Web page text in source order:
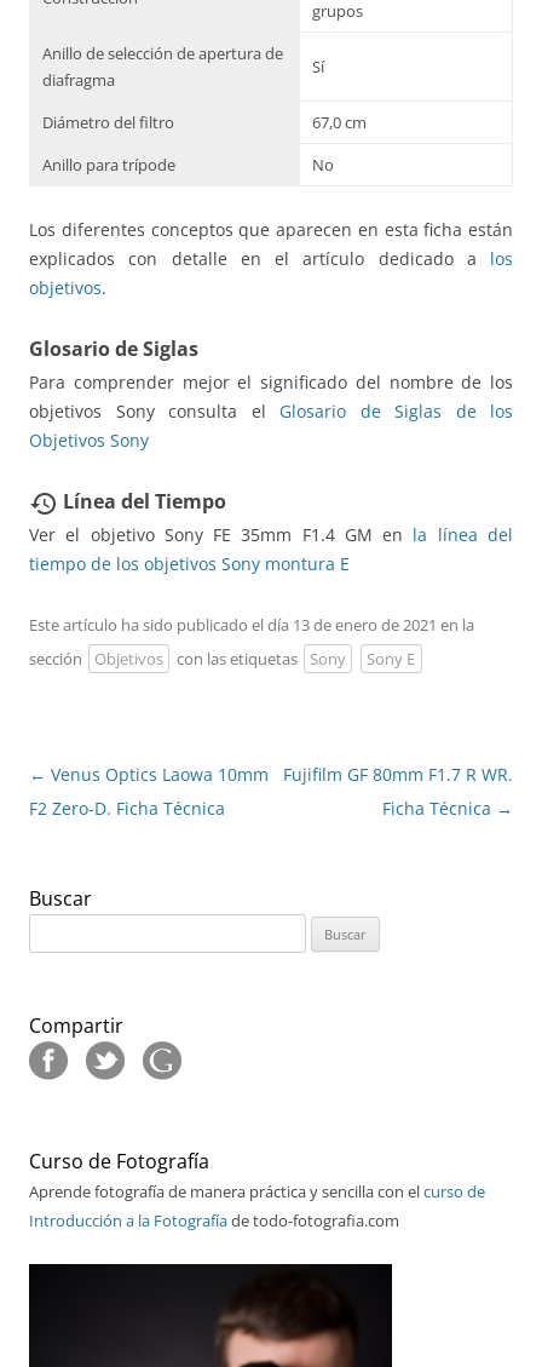
grupos
Anillo de selección de apertura de
diafragma
Sí
Diámetro del filtro
67,0 cm
Anillo para trípode
No
Los diferentes conceptos que aparecen en esta ficha están
explicados con detalle en el artículo dedicado a los
objetivos.
Glosario de Siglas
Para comprender mejor el significado del nombre de los
objetivos Sony consulta el Glosario de Siglas de los
Objetivos Sony
restore Línea del Tiempo
Ver el objetivo Sony FE 35mm F1.4 GM en la línea del
tiempo de los objetivos Sony montura E
Este artículo ha sido publicado el día 13 de enero de 2021 en la
sección
Objetivos con las etiquetas Sony Sony E
Navegación
de
← Venus Optics Laowa 10mm
F2 Zero-D. Ficha Técnica
Fujifilm GF 80mm F1.7 R WR.
Ficha Técnica →
Buscar
Compartir
Curso de Fotografía
Aprende fotografía de manera práctica y sencilla con elcurso de
Introducción a la Fotografíade todo-fotografia.com